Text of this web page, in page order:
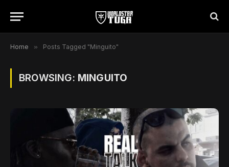
Home » Posts Tagged "Minguito"
BROWSING: MINGUITO